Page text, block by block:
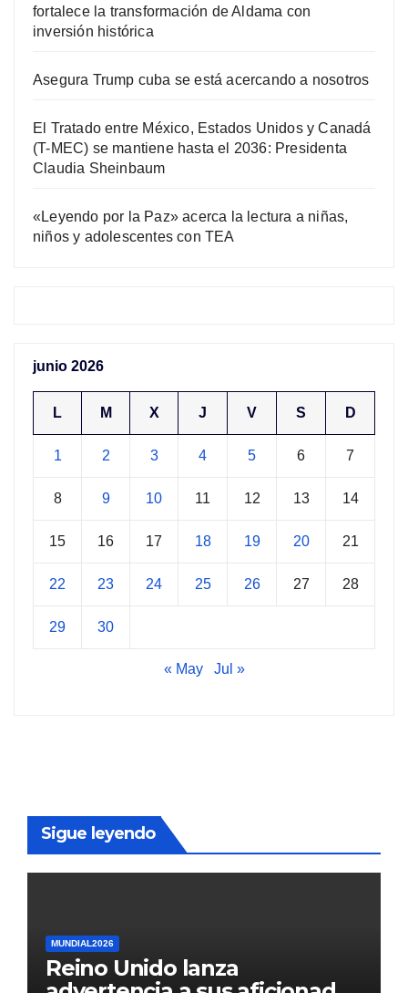
fortalece la transformación de Aldama con
inversión histórica
Asegura Trump cuba se está acercando a nosotros
El Tratado entre México, Estados Unidos y Canadá
(T-MEC) se mantiene hasta el 2036: Presidenta
Claudia Sheinbaum
«Leyendo por la Paz» acerca la lectura a niñas,
niños y adolescentes con TEA
junio 2026
L M X J V S D
1 2 3 4 5 6 7
8 9 10 11 12 13 14
15 16 17 18 19 20 21
22 23 24 25 26 27 28
29 30
« May Jul »
Sigue leyendo
MUNDIAL2026
Reino Unido lanza